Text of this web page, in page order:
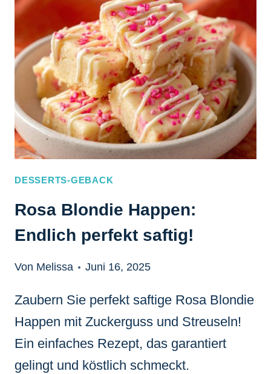
NIE
WIEDER
TROCKENER
KUCHEN!
DESSERTS-GEBACK
Rosa Blondie Happen:
Endlich perfekt saftig!
Von Melissa Juni 16, 2025
Zaubern Sie perfekt saftige Rosa Blondie
Happen mit Zuckerguss und Streuseln!
Ein einfaches Rezept, das garantiert
gelingt und köstlich schmeckt.